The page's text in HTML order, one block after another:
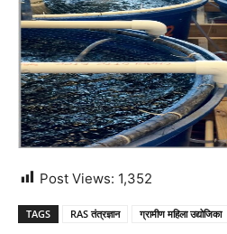
Post Views: 1,352
TAGS RAS तंत्रज्ञान ग्रामीण महिला उद्योजिका